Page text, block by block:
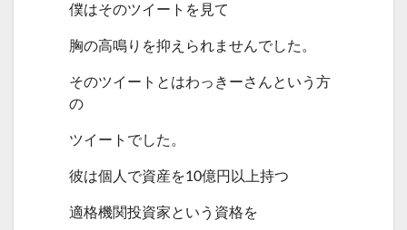
僕はそのツイートを見て
胸の高鳴りを抑えられませんでした。
そのツイートとはわっきーさんという方
の
ツイートでした。
彼は個人で資産を10億円以上持つ
適格機関投資家という資格を